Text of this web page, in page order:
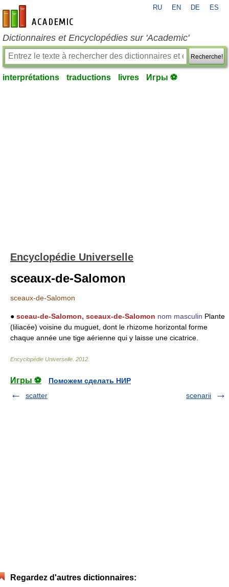
fr-academic.com
RU EN DE ES
Dictionnaires et Encyclopédies sur 'Academic'
Recherche!
interprétations traductions livres Игры ⚽
Encyclopédie Universelle
sceaux-de-Salomon
sceaux-de-Salomon
● sceau-de-Salomon, sceaux-de-Salomon nom masculin Plante
(liliacée) voisine du muguet, dont le rhizome horizontal forme
chaque année une tige aérienne qui y laisse une cicatrice.
Encyclopédie Universelle 2012
Игры ⚽
Поможем сделать НИР
scatter
scenarii
Regardez d'autres dictionnaires: